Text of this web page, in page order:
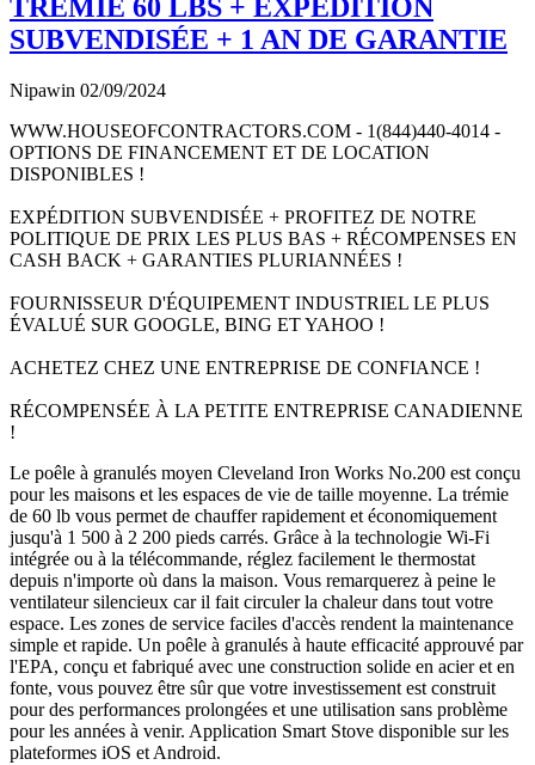
TRÉMIE 60 LBS + EXPÉDITION
SUBVENDISÉE + 1 AN DE GARANTIE
Nipawin 02/09/2024
WWW.HOUSEOFCONTRACTORS.COM - 1(844)440-4014 -
OPTIONS DE FINANCEMENT ET DE LOCATION
DISPONIBLES !
EXPÉDITION SUBVENDISÉE + PROFITEZ DE NOTRE
POLITIQUE DE PRIX LES PLUS BAS + RÉCOMPENSES EN
CASH BACK + GARANTIES PLURIANNÉES !
FOURNISSEUR D'ÉQUIPEMENT INDUSTRIEL LE PLUS
ÉVALUÉ SUR GOOGLE, BING ET YAHOO !
ACHETEZ CHEZ UNE ENTREPRISE DE CONFIANCE !
RÉCOMPENSÉE À LA PETITE ENTREPRISE CANADIENNE
!
Le poêle à granulés moyen Cleveland Iron Works No.200 est conçu
pour les maisons et les espaces de vie de taille moyenne. La trémie
de 60 lb vous permet de chauffer rapidement et économiquement
jusqu'à 1 500 à 2 200 pieds carrés. Grâce à la technologie Wi-Fi
intégrée ou à la télécommande, réglez facilement le thermostat
depuis n'importe où dans la maison. Vous remarquerez à peine le
ventilateur silencieux car il fait circuler la chaleur dans tout votre
espace. Les zones de service faciles d'accès rendent la maintenance
simple et rapide. Un poêle à granulés à haute efficacité approuvé par
l'EPA, conçu et fabriqué avec une construction solide en acier et en
fonte, vous pouvez être sûr que votre investissement est construit
pour des performances prolongées et une utilisation sans problème
pour les années à venir. Application Smart Stove disponible sur les
plateformes iOS et Android.